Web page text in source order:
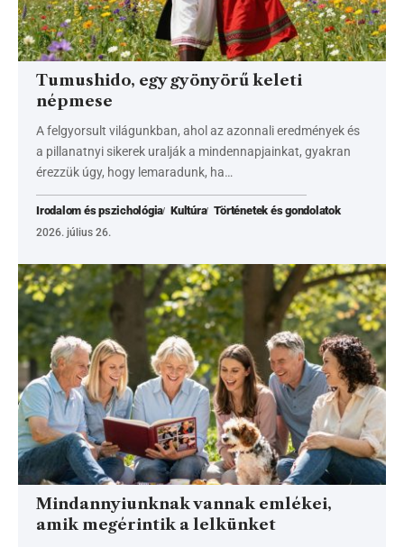
Tumushido, egy gyönyörű keleti
népmese
A felgyorsult világunkban, ahol az azonnali eredmények és
a pillanatnyi sikerek uralják a mindennapjainkat, gyakran
érezzük úgy, hogy lemaradunk, ha…
Irodalom és pszichológia Kultúra Történetek és gondolatok
2026. július 26.
Mindannyiunknak vannak emlékei,
amik megérintik a lelkünket